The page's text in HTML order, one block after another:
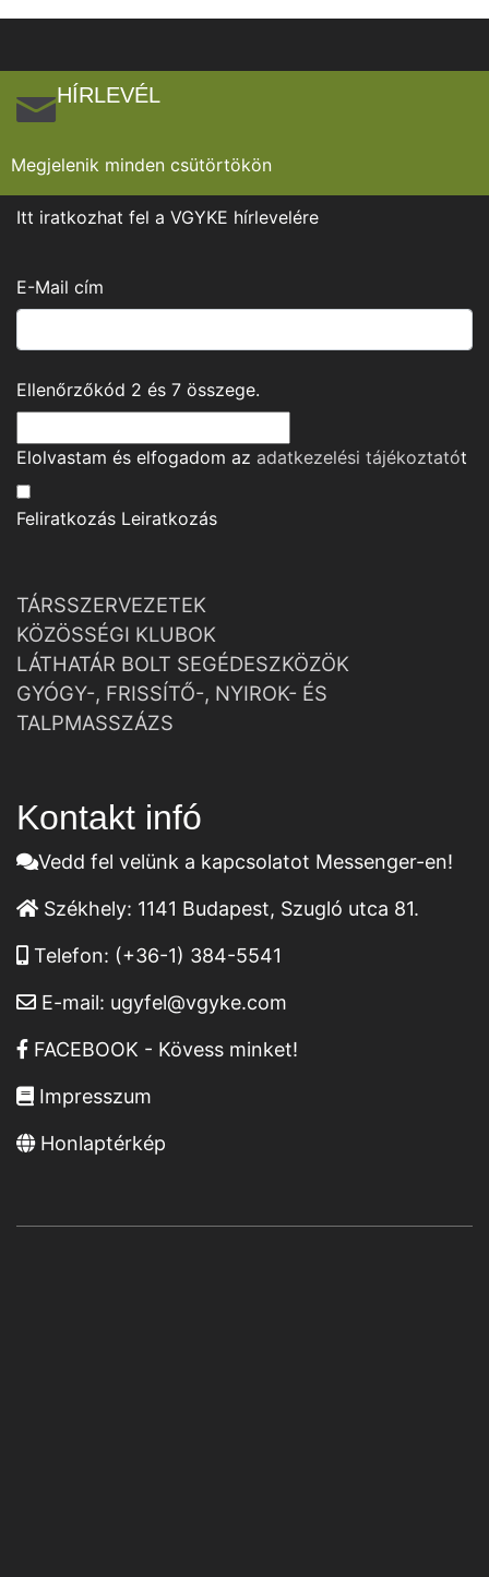
HÍRLEVÉL
Megjelenik minden csütörtökön
Itt iratkozhat fel a VGYKE hírlevelére
E-Mail cím
Ellenőrzőkód 2 és 7 összege.
Elolvastam és elfogadom az adatkezelési tájékoztatót
Feliratkozás Leiratkozás
TÁRSSZERVEZETEK
KÖZÖSSÉGI KLUBOK
LÁTHATÁR BOLT SEGÉDESZKÖZÖK
GYÓGY-, FRISSÍTŐ-, NYIROK- ÉS
TALPMASSZÁZS
Kontakt infó
Vedd fel velünk a kapcsolatot Messenger-en!
Székhely: 1141 Budapest, Szugló utca 81.
Telefon: (+36-1) 384-5541
E-mail: ugyfel@vgyke.com
FACEBOOK - Kövess minket!
Impresszum
Honlaptérkép